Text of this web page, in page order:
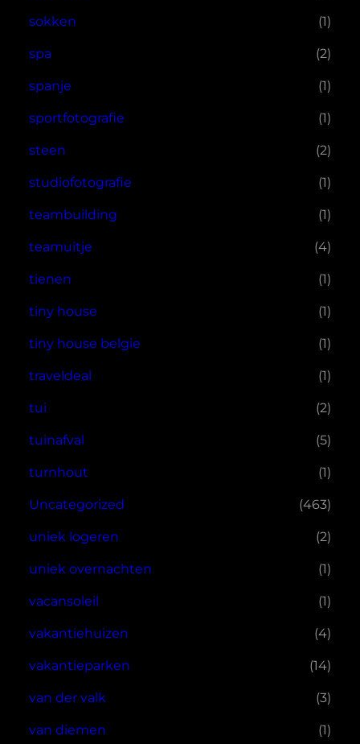
sokken (1)
spa (2)
spanje (1)
sportfotografie (1)
steen (2)
studiofotografie (1)
teambuilding (1)
teamuitje (4)
tienen (1)
tiny house (1)
tiny house belgie (1)
traveldeal (1)
tui (2)
tuinafval (5)
turnhout (1)
Uncategorized (463)
uniek logeren (2)
uniek overnachten (1)
vacansoleil (1)
vakantiehuizen (4)
vakantieparken (14)
van der valk (3)
van diemen (1)